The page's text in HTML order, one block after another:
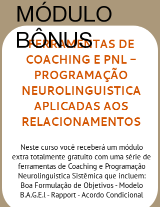
FERRAMENTAS DE
COACHING E PNL -
PROGRAMAÇÃO
NEUROLINGUISTICA
APLICADAS AOS
RELACIONAMENTOS
Neste curso você receberá um módulo
extra totalmente gratuito com uma série de
ferramentas de Coaching e Programação
Neurolinguistica Sistêmica que incluem:
Boa Formulação de Objetivos - Modelo
B.A.G.E.l - Rapport - Acordo Condicional
MÓDULO
BÔNUS